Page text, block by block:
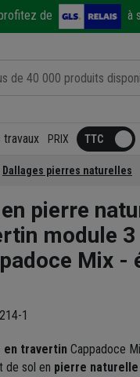
de à
travaux PRIX
Dallages pierres naturelles
pierre
module
Mix -
1
en travertin Cappadoce
de sol en pierre naturelle